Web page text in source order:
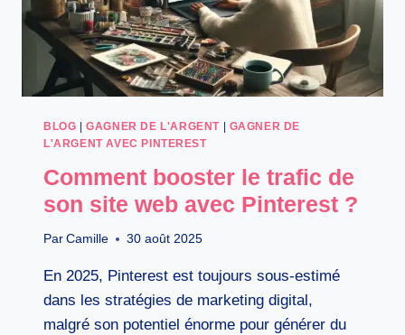
BLOG |GAGNER DE L'ARGENT| GAGNER DE
L'ARGENT AVEC PINTEREST
Comment booster le trafic de
son site web avec Pinterest ?
Par Camille 30 août 2025
En 2025, Pinterest est toujours sous-estimé
dans les stratégies de marketing digital,
malgré son potentiel énorme pour générer du